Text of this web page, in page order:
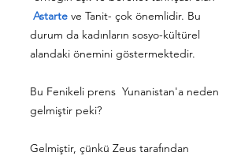
Astarte ve Tanit- çok önemlidir. Bu
durum da kadınların sosyo-kültürel
alandaki önemini göstermektedir.
Bu Fenikeli prens Yunanistan'a neden
gelmiştir peki?
Gelmiştir, çünkü Zeus tarafından